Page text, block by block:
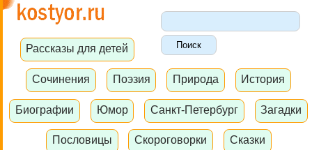
Рассказы для детей
Сочинения Поэзия Природа История
Биографии Юмор Санкт-Петербург Загадки
Пословицы Скороговорки Сказки